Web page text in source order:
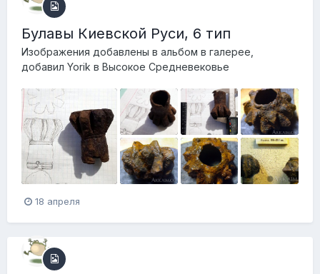
Булавы Киевской Руси, 6 тип
Изображения добавлены в альбом в галерее,
добавил Yorik в Высокое Средневековье
18 апреля